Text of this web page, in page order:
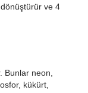
ve 4
Bunlar neon,
kükürt,